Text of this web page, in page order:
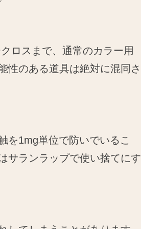
ロスまで、通常のカラー用
性のある道具は絶対に混同さ
を1mg単位で防いでいるこ
サランラップで使い捨てにす